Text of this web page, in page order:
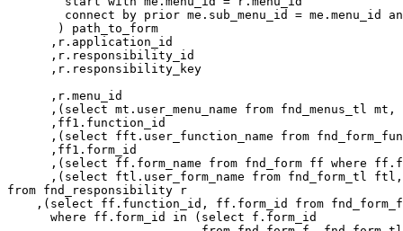
connect by prior me.sub_menu_id = me.menu_id
       ) path_to_form
      ,r.application_id
      ,r.responsibility_id
      ,r.responsibility_key
      ,r.menu_id
,(select mt.user_menu_name from fnd_menus_tl
      ,ff1.function_id
,(select fft.user_function_name from
      ,ff1.form_id
,(select ff.form_name from fnd_form ff where
,(select ftl.user_form_name from fnd_form_tl
from fnd_responsibility r
,(select ff.function_id, ff.form_id from
      where ff.form_id in (select f.form_id